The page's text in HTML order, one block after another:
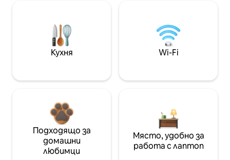
Кухня Wi-Fi
Подходящо за
домашни
любимци
Място, удобно за
работа с лаптоп